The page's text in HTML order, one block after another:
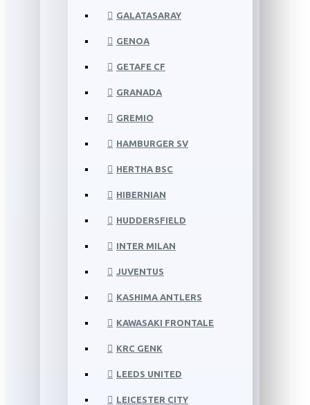
GALATASARAY
GENOA
GETAFE CF
GRANADA
GREMIO
HAMBURGER SV
HERTHA BSC
HIBERNIAN
HUDDERSFIELD
INTER MILAN
JUVENTUS
KASHIMA ANTLERS
KAWASAKI FRONTALE
KRC GENK
LEEDS UNITED
LEICESTER CITY